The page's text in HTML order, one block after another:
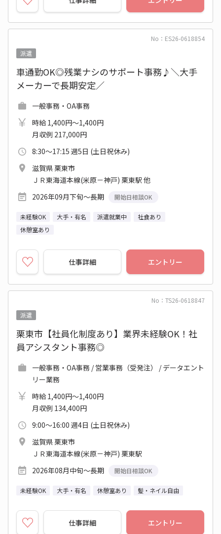
No：ES26-0618854
派遣
車通勤OK◎残業ナシのサポート事務♪＼大手
メーカーで長期安定／
一般事務・OA事務
時給 1,400円～1,400円
月収例 217,000円
8:30～17:15 週5日 (土日祝休み)
滋賀県 栗東市
ＪＲ東海道本線(米原－神戸) 栗東駅 他
2026年09月下旬～長期
開始日相談OK
未経験OK 大手・有名 派遣就業中
社食あり
休憩室あり
仕事詳細 エントリー
No：TS26-0618847
派遣
栗東市【社員化制度あり】業界未経験OK！社
員アシスタント事務◎
一般事務・OA事務 / 営業事務（受発注） / データエント
リー業務
時給 1,400円～1,400円
月収例 134,400円
9:00～16:00 週4日 (土日祝休み)
滋賀県 栗東市
ＪＲ東海道本線(米原－神戸) 栗東駅
2026年08月中旬～長期
開始日相談OK
未経験OK 大手・有名 休憩室あり 髪・ネイル自由
仕事詳細 エントリー